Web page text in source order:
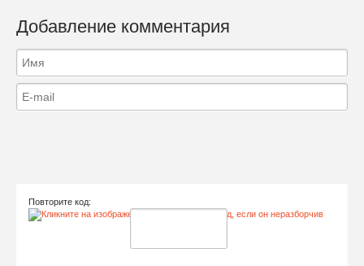
Добавление комментария
Повторите код: